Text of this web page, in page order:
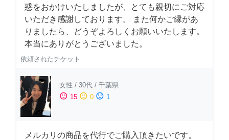
惑をおかけいたしましたが、とても親切にご対応
いただき感謝しております。 また何かご縁があ
りましたら、どうぞよろしくお願いいたします。
本当にありがとうございました。
依頼されたチケット
女性 / 30代 / 千葉県
sentiment_satisfied 15 sentiment_neutral 0 sentiment_dissatisfied 1
メルカリの商品を代行でご購入頂きたいです。